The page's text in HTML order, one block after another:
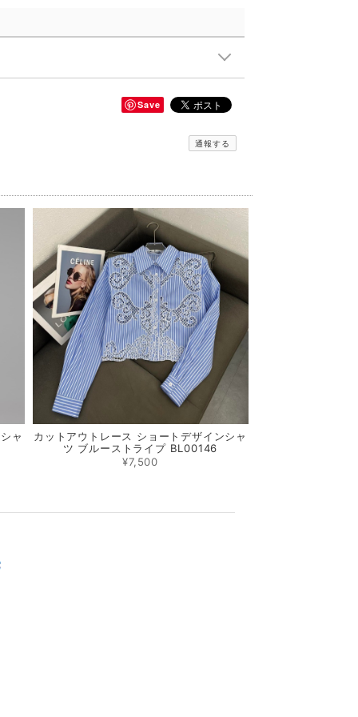
Save
通報する
ャ
カットアウトレース ショートデザインシャ
ツ ブルーストライプ BL00146
¥7,500